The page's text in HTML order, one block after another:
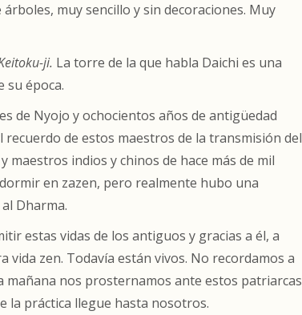
muy sencillo y sin decoraciones. Muy
ji. La torre de la que habla Daichi es una
su época.
de Nyojo y ochocientos años de antigüedad
de estos maestros de la transmisión del
indios y chinos de hace más de mil
en zazen, pero realmente hubo una
Dharma.
estas vidas de los antiguos y gracias a él, a
zen. Todavía están vivos. No recordamos a
nos prosternamos ante estos patriarcas
la práctica llegue hasta nosotros.